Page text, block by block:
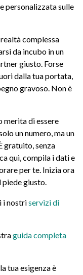
personalizzata sulle
complessa
da incubo in un
giusto. Forse
dalla tua portata,
gravoso. Non è
merita di essere
un numero, ma un
gratuito, senza
qui, compila i dati e
per te. Inizia ora
piede giusto.
i nostriservizi di
guida completa
tua esigenza è